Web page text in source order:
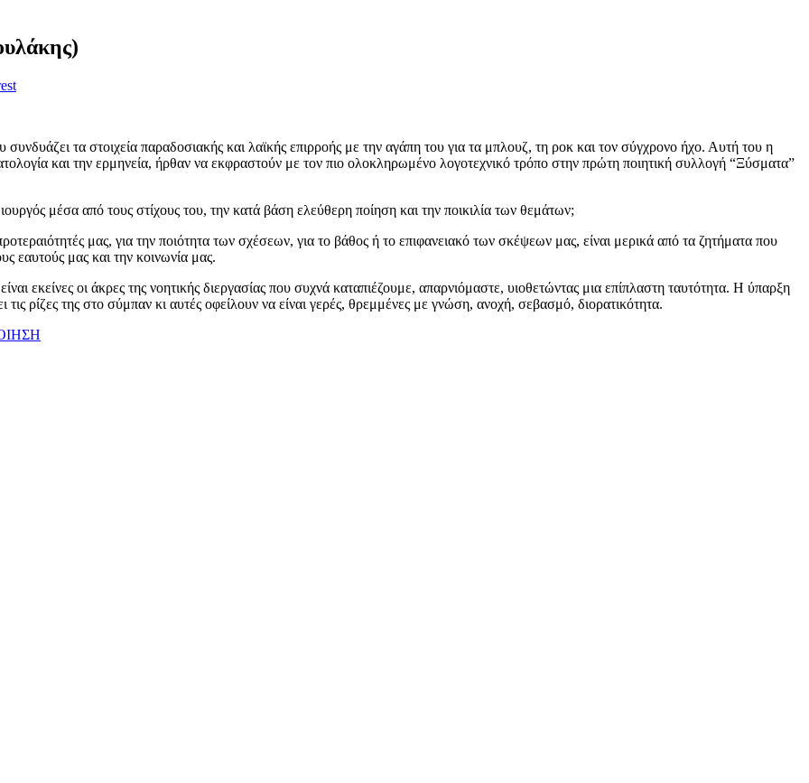
τα στοιχεία παραδοσιακής και λαϊκής επιρροής με την αγάπη του για τα μπλουζ, τη ροκ και τον σύγχρονο ήχο. Αυτή του η
και την ερμηνεία, ήρθαν να εκφραστούν με τον πιο ολοκληρωμένο λογοτεχνικό τρόπο στην πρώτη ποιητική συλλογή “Ξύσματα”
μέσα από τους στίχους του, την κατά βάση ελεύθερη ποίηση και την ποικιλία των θεμάτων;
μας, για την ποιότητα των σχέσεων, για το βάθος ή το επιφανειακό των σκέψεων μας, είναι μερικά από τα ζητήματα που
εαυτούς μας και την κοινωνία μας.
εκείνες οι άκρες της νοητικής διεργασίας που συχνά καταπιέζουμε, απαρνιόμαστε, υιοθετώντας μια επίπλαστη ταυτότητα. Η ύπαρξη
ρίζες της στο σύμπαν κι αυτές οφείλουν να είναι γερές, θρεμμένες με γνώση, ανοχή, σεβασμό, διορατικότητα.